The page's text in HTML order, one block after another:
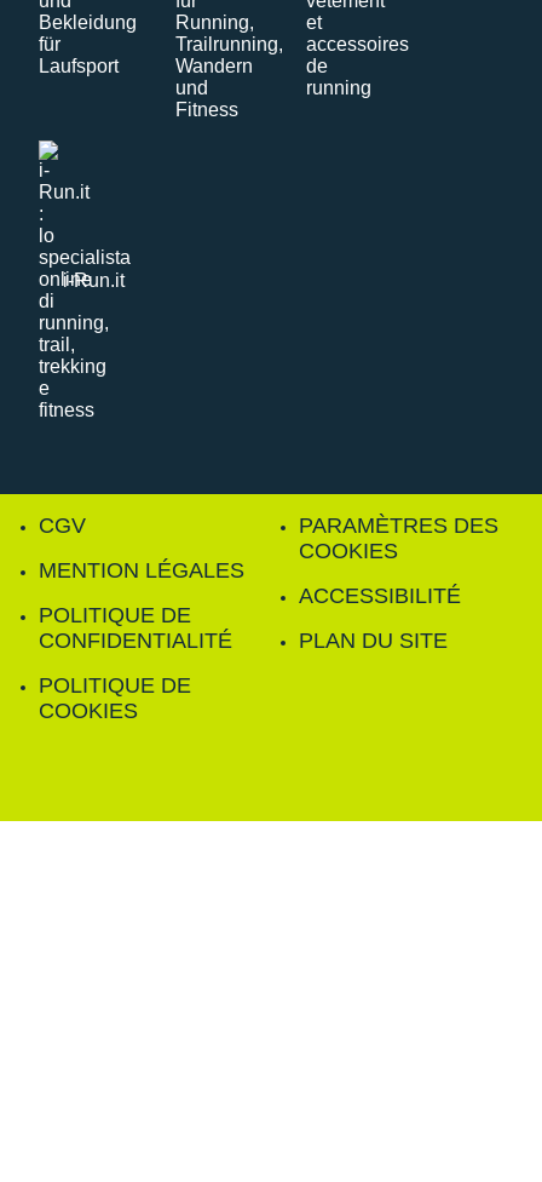
i-Run.it
CGV
MENTION LÉGALES
POLITIQUE DE
CONFIDENTIALITÉ
POLITIQUE DE
COOKIES
PARAMÈTRES DES
COOKIES
ACCESSIBILITÉ
PLAN DU SITE